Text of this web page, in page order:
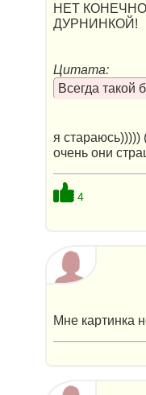
НЕТ
ДУРНИНКОЙ!
Цитата:
Всегда такой
я стараюсь)))))
очень они
4
Мне картинка